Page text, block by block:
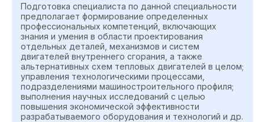
Подготовка специалиста по данной специальности
предполагает формирование определенных
профессиональных компетенций, включающих
знания и умения в области проектирования
отдельных деталей, механизмов и систем
двигателей внутреннего сгорания, а также
альтернативных схем тепловых двигателей в целом;
управления технологическими процессами,
подразделениями машиностроительного профиля;
выполнения научных исследований с целью
повышения экономической эффективности
разрабатываемого оборудования и технологий и др.